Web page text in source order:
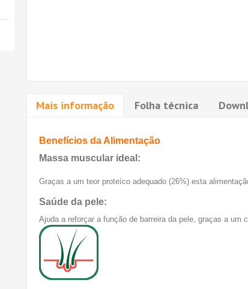
Mais informação Folha técnica
Benefícios da Alimentação
Massa muscular ideal:
Graças a um teor proteíco adequado (26%) esta
Saúde da pele:
Ajuda a reforçar a função de barreira da pele, graças a